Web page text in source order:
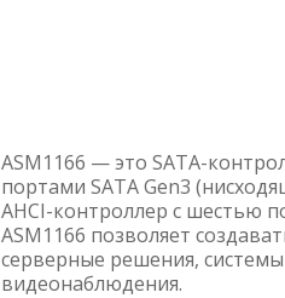
ASM1166 — это SATA-
портами SATA Gen3
AHCI-контроллер с шестью
ASM1166 позволяет
серверные решения,
видеонаблюдения.